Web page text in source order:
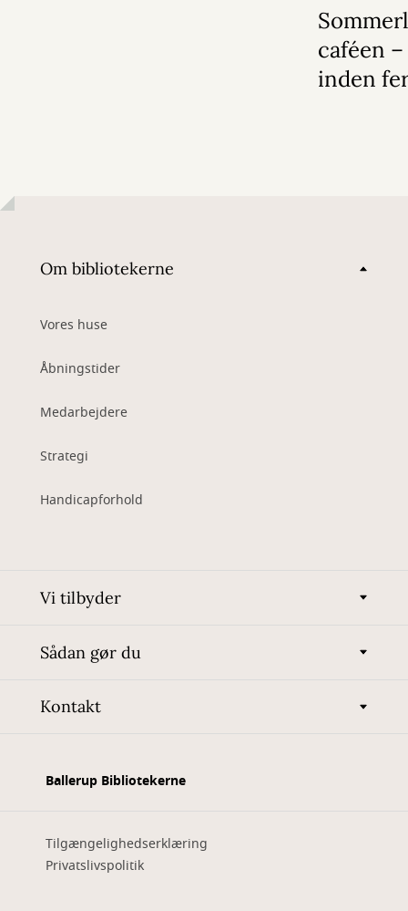
2026
caféen
inden
Om bibliotekerne
Vores huse
Åbningstider
Medarbejdere
Strategi
Handicapforhold
Vi tilbyder
Sådan gør du
Kontakt
Ballerup Bibliotekerne
Tilgængelighedserklæring
Privatslivspolitik